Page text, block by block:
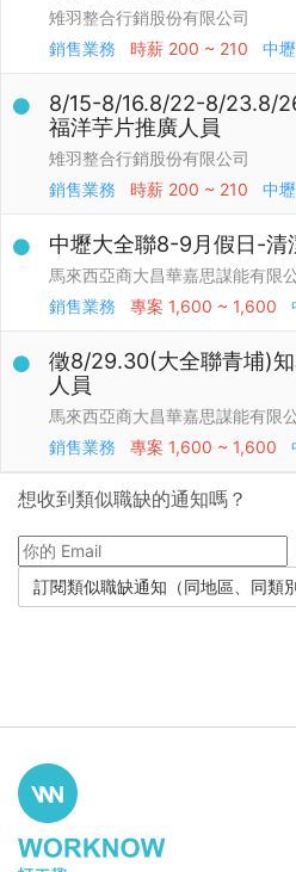
雉羽整合行銷股份有限公司
銷售業務
時薪 200 ~ 210 中
8/15-8/16.8/22-8/23.8/
福洋芋片推廣人員
雉羽整合行銷股份有限公司
銷售業務
時薪 200 ~ 210 中
中壢大全聯8-9月假日-清
馬來西亞商大昌華嘉思謀能有限
銷售業務
專案 1,600 ~ 1,600
徵8/29.30(大全聯青埔)
人員
馬來西亞商大昌華嘉思謀能有限
銷售業務
專案 1,600 ~ 1,600
想收到類似職缺的通知嗎？